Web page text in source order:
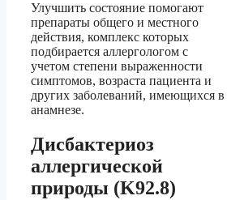
Улучшить состояние помогают
препараты общего и местного
действия, комплекс которых
подбирается аллергологом с
учетом степени выраженности
симптомов, возраста пациента и
других заболеваний, имеющихся в
анамнезе.
Дисбактериоз
аллергической
природы (K92.8)